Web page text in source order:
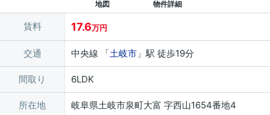
地図 物件詳細
賃料 17.6万円
交通 中央線 「土岐市 」駅 徒歩19分
間取り 6LDK
所在地 岐阜県土岐市泉町大富 字西山1654番地4